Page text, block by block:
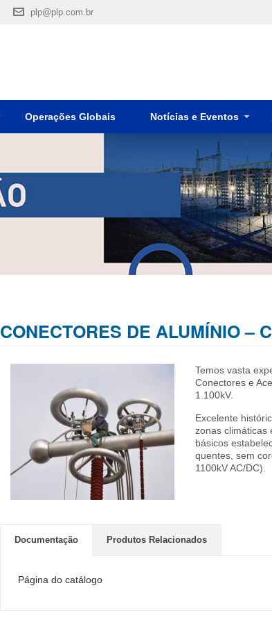
plp@plp.com.br
Operações Globais Notícias e Eventos
CONECTORES DE ALUMÍNIO –
Temos vasta
Conectores e
1.100kV.
Excelente
zonas climáticas
básicos
quentes, sem
1100kV AC/DC).
Documentação Produtos Relacionados
Página do catálogo